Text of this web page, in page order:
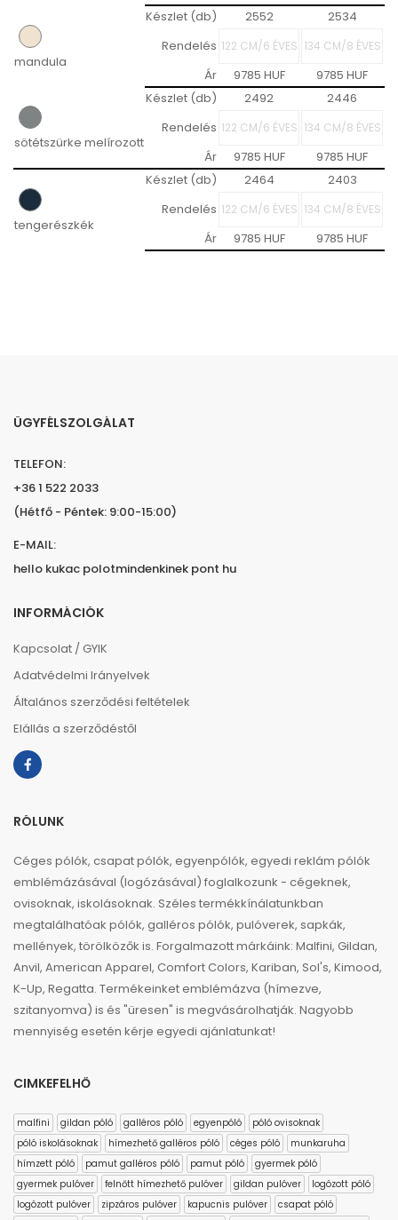
mandula
Készlet (db) 2552
2534
Rendelés
Ár
9785 HUF 9785 HUF
sötétszürke melírozott
Készlet (db) 2492
2446
Rendelés
Ár
9785 HUF 9785 HUF
tengerészkék
Készlet (db) 2464
2403
Rendelés
Ár
9785 HUF 9785 HUF
ÜGYFÉLSZOLGÁLAT
TELEFON:
+36 1 522 2033
(Hétfő - Péntek: 9:00-15:00)
E-MAIL:
hello kukac polotmindenkinek pont hu
INFORMÁCIÓK
Kapcsolat / GYIK
Adatvédelmi Irányelvek
Általános szerződési feltételek
Elállás a szerződéstől
RÓLUNK
Céges pólók, csapat pólók, egyenpólók, egyedi reklám pólók
emblémázásával (logózásával) foglalkozunk - cégeknek,
ovisoknak, iskolásoknak. Széles termékkínálatunkban
megtalálhatóak pólók, galléros pólók, pulóverek, sapkák,
mellények, törölközők is. Forgalmazott márkáink: Malfini, Gildan,
Anvil, American Apparel, Comfort Colors, Kariban, Sol's, Kimood,
K-Up, Regatta. Termékeinket emblémázva (hímezve,
szitanyomva) is és "üresen" is megvásárolhatják. Nagyobb
mennyiség esetén kérje egyedi ajánlatunkat!
CIMKEFELHŐ
malfini gildan póló galléros póló egyenpóló
póló ovisoknak
póló iskolásoknak
hímezhető galléros póló céges póló
munkaruha
hímzett póló
pamut galléros póló pamut póló
gyermek póló
gyermek pulóver
felnőtt hímezhető pulóver gildan pulóver
logózott póló
logózott pulóver
zipzáros pulóver kapucnis pulóver
csapat póló